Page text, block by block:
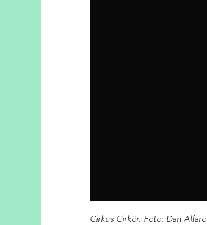
Cirkus Cirkör. Foto: Dan Alfaro